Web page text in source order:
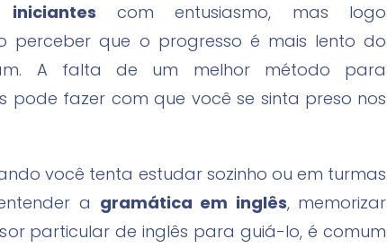
com entusiasmo, mas logo
perceber que o progresso é mais lento do
A falta de um melhor método para
pode fazer com que você se sinta preso nos
você tenta estudar sozinho ou em turmas
a gramática em inglês, memorizar
particular de inglês para guiá-lo, é comum